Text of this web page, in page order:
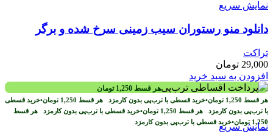
نمایش سریع
دانلود منو رستوران سیب زمینی سرخ شده و برگر
تراکت
29,000 تومان
افزودن به سبد خرید
هر قسط 1,250 تومان
هر قسط 1,250 تومان•خرید قسطی با ترب‌پی بدون کارمزد هر قسط 1,250 تومان•خرید قسطی
با ترب‌پی بدون کارمزد هر قسط 1,250 تومان•خرید قسطی با ترب‌پی بدون کارمزد هر قسط
1,250 تومان•خرید قسطی با ترب‌پی بدون کارمزدنمایش سریع